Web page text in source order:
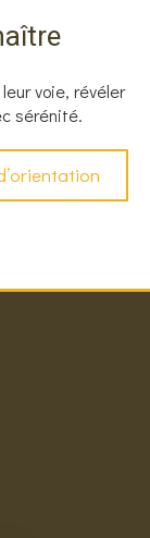
leur voie, révéler
sérénité.